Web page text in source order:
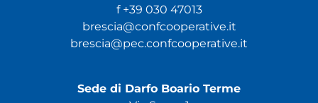
f +39 030 47013
brescia@confcooperative.it
brescia@pec.confcooperative.it
Sede di Darfo Boario Terme